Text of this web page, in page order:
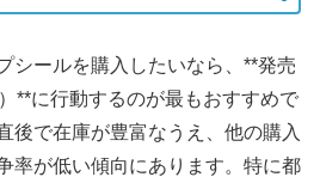
シールを購入したいなら、**発売
**に行動するのが最もおすすめで
後で在庫が豊富なうえ、他の購入
率が低い傾向にあります。特に都